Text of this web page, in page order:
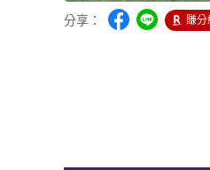
分享： 賺分